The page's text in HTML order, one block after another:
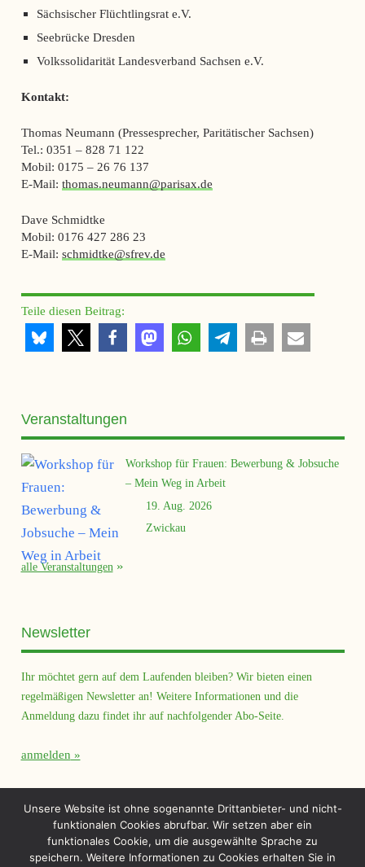
Sächsischer Flüchtlingsrat e.V.
Seebrücke Dresden
Volkssolidarität Landesverband Sachsen e.V.
Kontakt:
Thomas Neumann (Pressesprecher, Paritätischer Sachsen)
Tel.: 0351 – 828 71 122
Mobil: 0175 – 26 76 137
E-Mail: thomas.neumann@parisax.de
Dave Schmidtke
Mobil: 0176 427 286 23
E-Mail: schmidtke@sfrev.de
Teile diesen Beitrag:
Veranstaltungen
Workshop für Frauen: Bewerbung & Jobsuche
– Mein Weg in Arbeit
19. Aug. 2026
Zwickau
alle Veranstaltungen
Newsletter
Ihr möchtet gern auf dem Laufenden bleiben? Wir bieten einen
regelmäßigen Newsletter an! Weitere Informationen und die
Anmeldung dazu findet ihr auf nachfolgender Abo-Seite.
anmelden
Unsere Website ist ohne sogenannte Drittanbieter- und nicht-
funktionalen Cookies abrufbar. Wir setzen aber ein
funktionales Cookie, um die ausgewählte Sprache zu
speichern. Weitere Informationen zu Cookies erhalten Sie in